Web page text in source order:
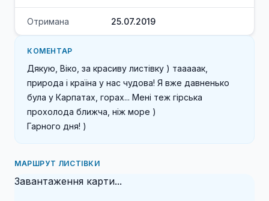
Отримана 25.07.2019
КОМЕНТАР
Дякую, Віко, за красиву листівку ) тааааак,
природа і країна у нас чудова! Я вже давненько
була у Карпатах, горах... Мені теж гірська
прохолода ближча, ніж море )
Гарного дня! )
МАРШРУТ ЛИСТІВКИ
Завантаження карти...